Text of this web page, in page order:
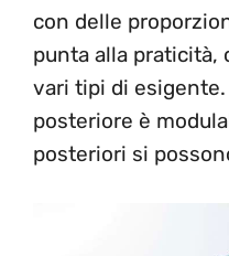
con delle
punta alla praticità,
vari tipi di
posteriore è
posteriori si